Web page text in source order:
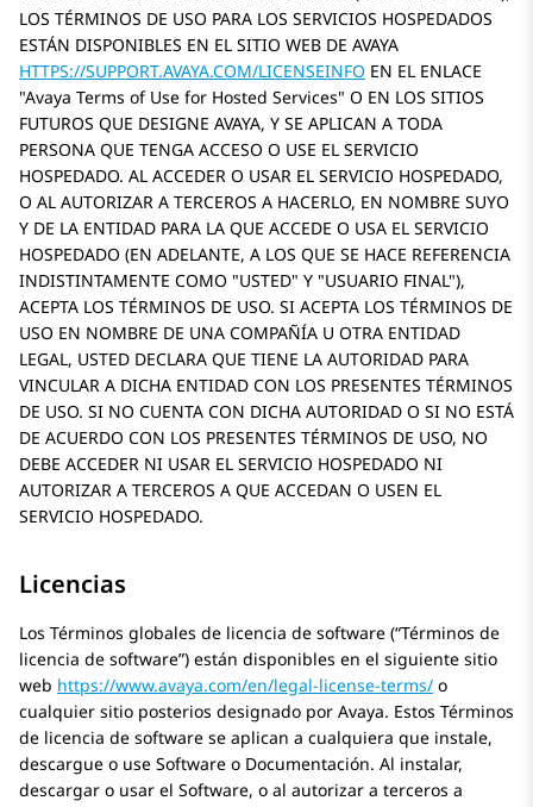
LOS TÉRMINOS DE USO PARA LOS SERVICIOS HOSPEDADOS
ESTÁN DISPONIBLES EN EL SITIO WEB DE AVAYA
HTTPS://SUPPORT.AVAYA.COM/LICENSEINFO EN EL ENLACE
Avaya Terms of Use for Hosted Services O EN LOS SITIOS
FUTUROS QUE DESIGNE AVAYA, Y SE APLICAN A TODA
PERSONA QUE TENGA ACCESO O USE EL SERVICIO
HOSPEDADO. AL ACCEDER O USAR EL SERVICIO HOSPEDADO,
O AL AUTORIZAR A TERCEROS A HACERLO, EN NOMBRE SUYO
Y DE LA ENTIDAD PARA LA QUE ACCEDE O USA EL SERVICIO
HOSPEDADO (EN ADELANTE, A LOS QUE SE HACE REFERENCIA
INDISTINTAMENTE COMO
USTED Y USUARIO FINAL ),
ACEPTA LOS TÉRMINOS DE USO. SI ACEPTA LOS TÉRMINOS DE
USO EN NOMBRE DE UNA COMPAÑÍA U OTRA ENTIDAD
LEGAL, USTED DECLARA QUE TIENE LA AUTORIDAD PARA
VINCULAR A DICHA ENTIDAD CON LOS PRESENTES TÉRMINOS
DE USO. SI NO CUENTA CON DICHA AUTORIDAD O SI NO ESTÁ
DE ACUERDO CON LOS PRESENTES TÉRMINOS DE USO, NO
DEBE ACCEDER NI USAR EL SERVICIO HOSPEDADO NI
AUTORIZAR A TERCEROS A QUE ACCEDAN O USEN EL
SERVICIO HOSPEDADO.
Licencias
Los Términos globales de licencia de software (“Términos de
licencia de software”) están disponibles en el siguiente sitio
web https://www.avaya.com/en/legal-license-terms/ o
cualquier sitio posterios designado por Avaya. Estos Términos
de licencia de software se aplican a cualquiera que instale,
descargue o use Software o Documentación. Al instalar,
descargar o usar el Software, o al autorizar a terceros a